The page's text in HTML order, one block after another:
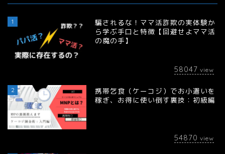
1
騙されるな！ママ活詐欺の実体験か
ら学ぶ手口と特徴【回避せよママ活
の魔の手】
58047 view
2
携帯乞食（ケーコジ）でお小遣いを
稼ぎ、お得に使い倒す裏技：初級編
54870 view